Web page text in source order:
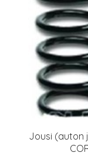
Jousi (auton